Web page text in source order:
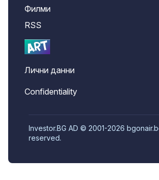
Филми
RSS
Лични данни
Confidentiality
Investor.BG AD © 2001-2026
reserved.